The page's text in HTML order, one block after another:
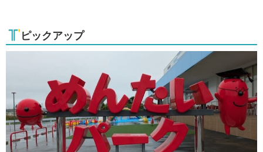
ピックアップ